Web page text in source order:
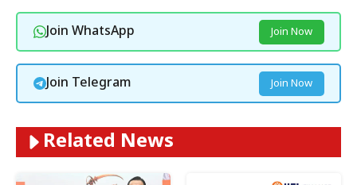
Join WhatsApp Join Now
Join Telegram Join Now
Related News